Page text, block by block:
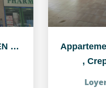
Appartement CREPY EN VALOIS - 2 pièce(s) 36.85 m²
,